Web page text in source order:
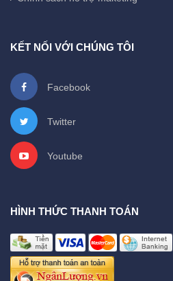
KẾT NỐI VỚI CHÚNG TÔI
Facebook
Twitter
Youtube
HÌNH THỨC THANH TOÁN